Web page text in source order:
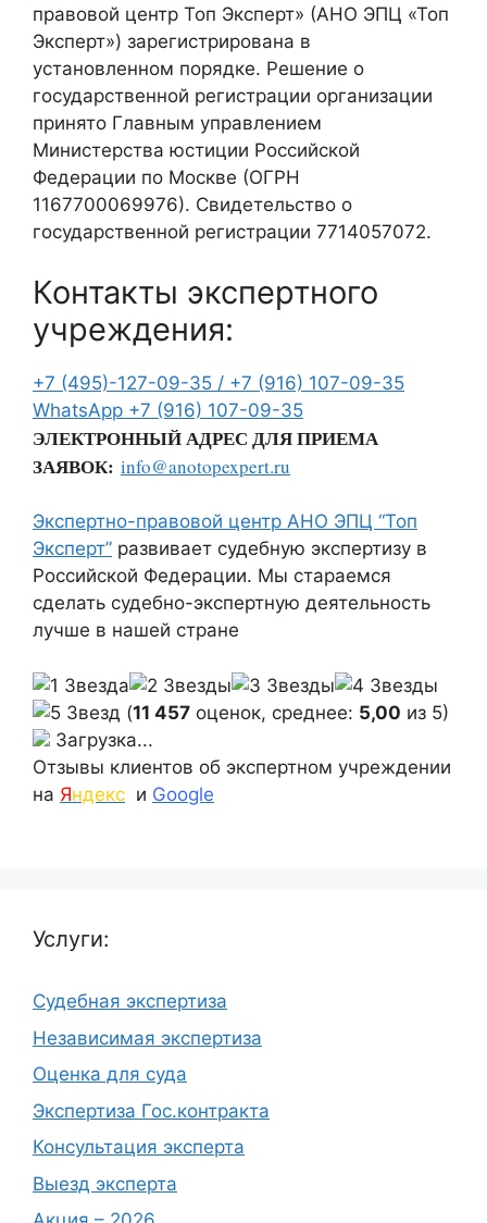
правовой центр Топ Эксперт» (АНО ЭПЦ «Топ
Эксперт») зарегистрирована в
установленном порядке. Решение о
государственной регистрации организации
принято Главным управлением
Министерства юстиции Российской
Федерации по Москве (ОГРН
1167700069976). Свидетельство о
государственной регистрации 7714057072.
Контакты экспертного
учреждения:
+7 (495)-127-09-35 / +7 (916) 107-09-35
WhatsApp +7 (916) 107-09-35
ЭЛЕКТРОННЫЙ АДРЕС ДЛЯ ПРИЕМА
ЗАЯВОК: info@anotopexpert.ru
Экспертно-правовой центр АНО ЭПЦ “Топ
Эксперт” развивает судебную экспертизу в
Российской Федерации. Мы стараемся
сделать судебно-экспертную деятельность
лучше в нашей стране
(11 457 оценок, среднее: 5,00 из 5)
Загрузка...
Отзывы клиентов об экспертном учреждении
на Яндекс и Google
Услуги:
Судебная экспертиза
Независимая экспертиза
Оценка для суда
Экспертиза Гос.контракта
Консультация эксперта
Выезд эксперта